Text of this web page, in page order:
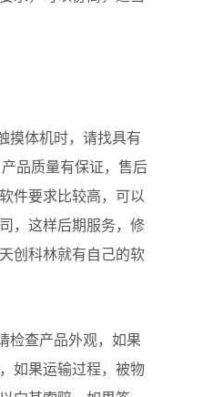
体机时，请找具有
品质量有保证，售后
件要求比较高，可以
，这样后期服务，修
创科林就有自己的软
查产品外观，如果
如果运输过程，被物